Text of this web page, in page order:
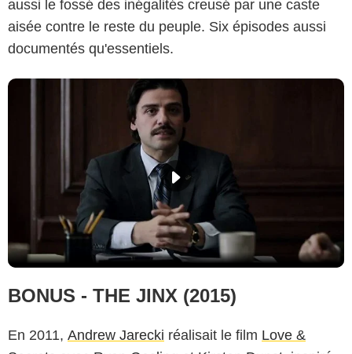
aussi le fossé des inégalités creusé par une caste
aisée contre le reste du peuple. Six épisodes aussi
documentés qu'essentiels.
BONUS - THE JINX (2015)
En 2011, Andrew Jarecki réalisait le film Love &